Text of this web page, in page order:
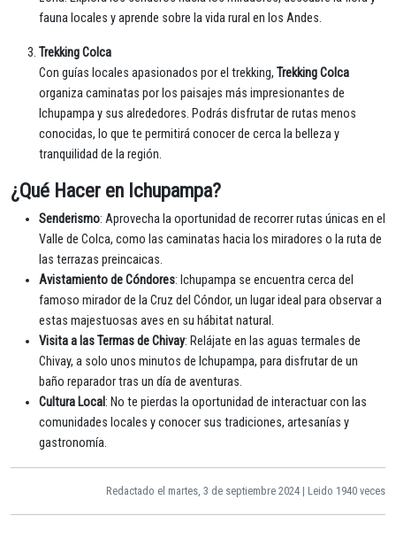
fauna locales y aprende sobre la vida rural en los Andes.
Trekking Colca
Con guías locales apasionados por el trekking, Trekking Colca
organiza caminatas por los paisajes más impresionantes de
Ichupampa y sus alrededores. Podrás disfrutar de rutas menos
conocidas, lo que te permitirá conocer de cerca la belleza y
tranquilidad de la región.
¿Qué Hacer en Ichupampa?
Senderismo: Aprovecha la oportunidad de recorrer rutas únicas en el
Valle de Colca, como las caminatas hacia los miradores o la ruta de
las terrazas preincaicas.
Avistamiento de Cóndores: Ichupampa se encuentra cerca del
famoso mirador de la Cruz del Cóndor, un lugar ideal para observar a
estas majestuosas aves en su hábitat natural.
Visita a las Termas de Chivay: Relájate en las aguas termales de
Chivay, a solo unos minutos de Ichupampa, para disfrutar de un
baño reparador tras un día de aventuras.
Cultura Local: No te pierdas la oportunidad de interactuar con las
comunidades locales y conocer sus tradiciones, artesanías y
gastronomía.
Redactado el martes, 3 de septiembre 2024 | Leido 1940 veces